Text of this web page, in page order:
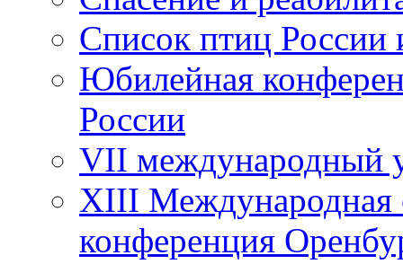
Список птиц России
Юбилейная
России
VII международный
XIII Международная
конференция